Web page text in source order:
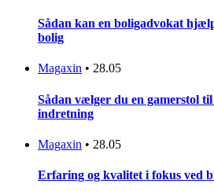
Sådan kan en boligadvokat
bolig
Magaxin • 28.05
Sådan vælger du en gamerstol
indretning
Magaxin • 28.05
Erfaring og kvalitet i fokus ved